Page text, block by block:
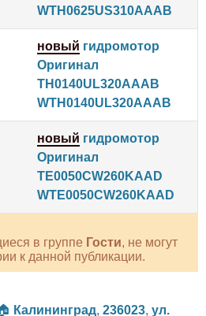
WTH0625US310AAAB
новый гидромотор
Оригинал
TH0140UL320AAAB
WTH0140UL320AAAB
новый гидромотор
Оригинал
TE0050CW260KAAD
WTE0050CW260KAAD
в группе Гости, не могут
к данной публикации.
Калининград, 236023, ул.